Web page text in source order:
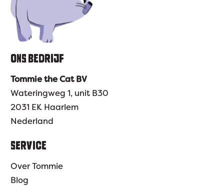
ONS BEDRIJF
Tommie the Cat BV
Wateringweg 1, unit B30
2031 EK Haarlem
Nederland
SERVICE
Over Tommie
Blog